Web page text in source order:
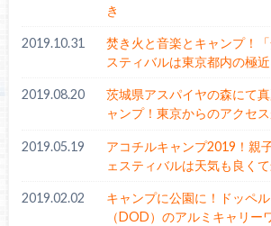
き
2019.10.31
焚き火と音楽とキャンプ！
スティバルは東京都内の極
2019.08.20
茨城県アスパイヤの森にて
ャンプ！東京からのアクセ
2019.05.19
アコチルキャンプ2019！親
ェスティバルは天気も良く
2019.02.02
キャンプに公園に！ドッペ
（DOD）のアルミキャリー